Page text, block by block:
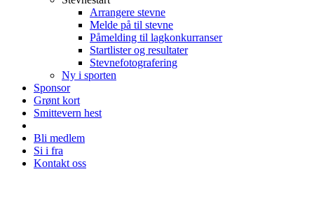
Arrangere stevne
Melde på til stevne
Påmelding til lagkonkurranser
Startlister og resultater
Stevnefotografering
Ny i sporten
Sponsor
Grønt kort
Smittevern hest
Bli medlem
Si i fra
Kontakt oss